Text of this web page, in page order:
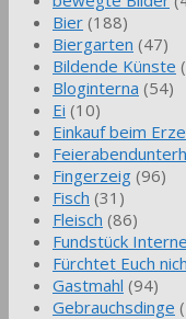
Bier (188)
Biergarten (47)
Bildende Künste
Bloginterna (54)
Ei (10)
Einkauf beim
Fingerzeig (96)
Fisch (31)
Fleisch (86)
Fundstück
Fürchtet Euch
Gastmahl (94)
Gebrauchsdinge